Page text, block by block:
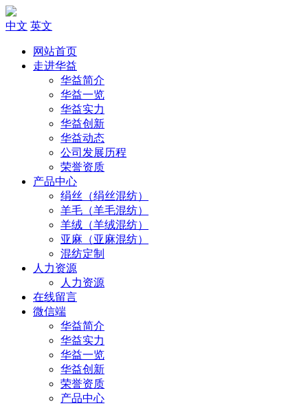
中文 英文
网站首页
走进华益
华益简介
华益一览
华益实力
华益创新
华益动态
公司发展历程
荣誉资质
产品中心
绢丝（绢丝混纺）
羊毛（羊毛混纺）
羊绒（羊绒混纺）
亚麻（亚麻混纺）
混纺定制
人力资源
人力资源
在线留言
微信端
华益简介
华益实力
华益一览
华益创新
荣誉资质
产品中心